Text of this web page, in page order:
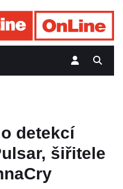
detekcí
šiřitele